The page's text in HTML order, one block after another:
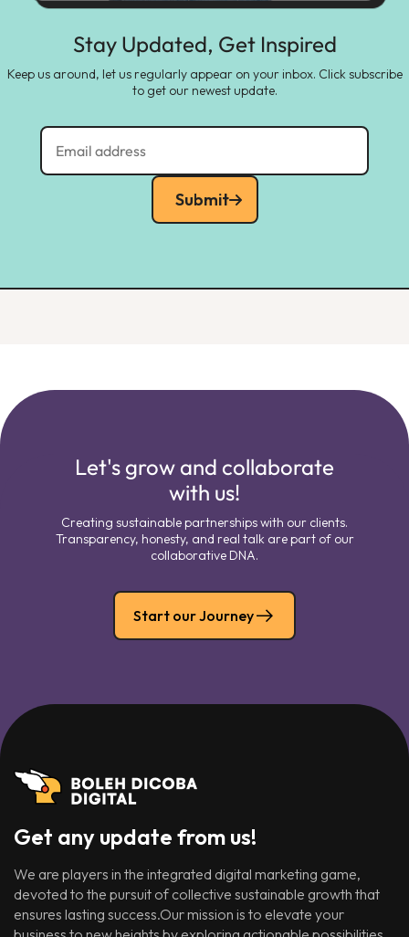
Stay Updated, Get Inspired
Keep us around, let us regularly appear on your inbox. Click subscribe
to get our newest update.
Submit
Let's grow and collaborate
with us!
Creating sustainable partnerships with our clients.
Transparency, honesty, and real talk are part of our
collaborative DNA.
Start our Journey
Get any update from us!
We are players in the integrated digital marketing game,
devoted to the pursuit of collective sustainable growth that
ensures lasting success.Our mission is to elevate your